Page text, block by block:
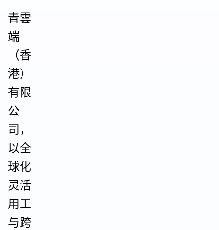
青雲
端
（香
港）
有限
公
司，
以全
球化
灵活
用工
与跨